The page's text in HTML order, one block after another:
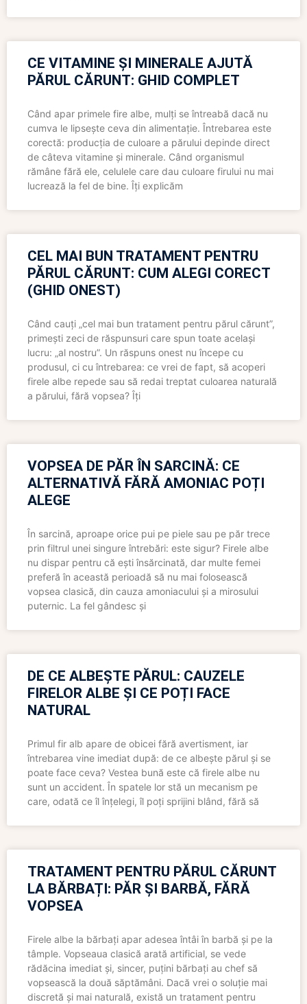
CE VITAMINE ȘI MINERALE AJUTĂ
PĂRUL CĂRUNT: GHID COMPLET
Când apar primele fire albe, mulți se întreabă dacă nu
cumva le lipsește ceva din alimentație. Întrebarea este
corectă: producția de culoare a părului depinde direct
de câteva vitamine și minerale. Când organismul
rămâne fără ele, celulele care dau culoare firului nu mai
lucrează la fel de bine. Îți explicăm
CEL MAI BUN TRATAMENT PENTRU
PĂRUL CĂRUNT: CUM ALEGI CORECT
(GHID ONEST)
Când cauți „cel mai bun tratament pentru părul cărunt”,
primești zeci de răspunsuri care spun toate același
lucru: „al nostru”. Un răspuns onest nu începe cu
produsul, ci cu întrebarea: ce vrei de fapt, să acoperi
firele albe repede sau să redai treptat culoarea naturală
a părului, fără vopsea? Îți
VOPSEA DE PĂR ÎN SARCINĂ: CE
ALTERNATIVĂ FĂRĂ AMONIAC POȚI
ALEGE
În sarcină, aproape orice pui pe piele sau pe păr trece
prin filtrul unei singure întrebări: este sigur? Firele albe
nu dispar pentru că ești însărcinată, dar multe femei
preferă în această perioadă să nu mai folosească
vopsea clasică, din cauza amoniacului și a mirosului
puternic. La fel gândesc și
DE CE ALBEȘTE PĂRUL: CAUZELE
FIRELOR ALBE ȘI CE POȚI FACE
NATURAL
Primul fir alb apare de obicei fără avertisment, iar
întrebarea vine imediat după: de ce albește părul și se
poate face ceva? Vestea bună este că firele albe nu
sunt un accident. În spatele lor stă un mecanism pe
care, odată ce îl înțelegi, îl poți sprijini blând, fără să
TRATAMENT PENTRU PĂRUL CĂRUNT
LA BĂRBAȚI: PĂR ȘI BARBĂ, FĂRĂ
VOPSEA
Firele albe la bărbați apar adesea întâi în barbă și pe la
tâmple. Vopseaua clasică arată artificial, se vede
rădăcina imediat și, sincer, puțini bărbați au chef să
vopsească la două săptămâni. Dacă vrei o soluție mai
discretă și mai naturală, există un tratament pentru